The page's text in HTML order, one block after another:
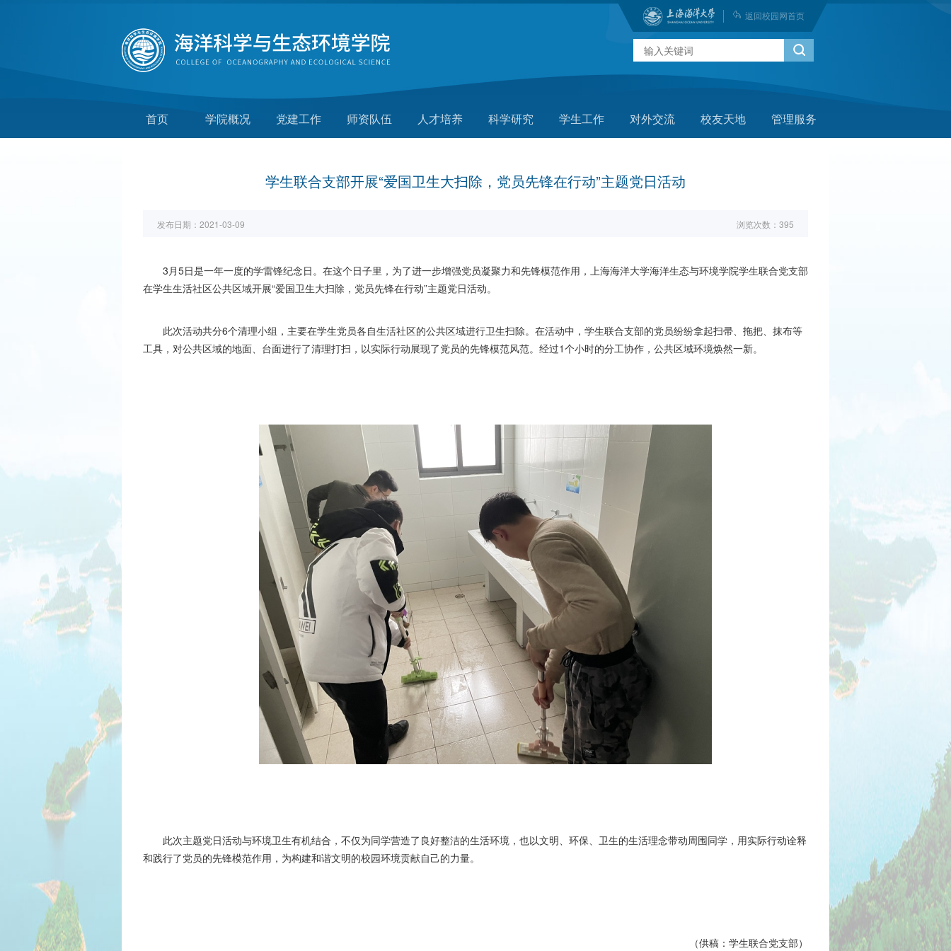
返回校园网首页
首页 学院概况 党建工作 师资队伍 人才培养 科学研究 学生工作 对外交流 校友天地 管理服务
学生联合支部开展“爱国卫生大扫除，党员先锋在行动”主题党日活动
发布日期： 2021-03-09 浏览次数： 395
3月5日是一年一度的学雷锋纪念日。在这个日子里，为了进一步增强党员凝聚力和先锋模范作用，上海海洋大学海洋生态与环境学院学生联合党支部
在学生生活社区公共区域开展“爱国卫生大扫除，党员先锋在行动”主题党日活动。
此次活动共分6个清理小组，主要在学生党员各自生活社区的公共区域进行卫生扫除。在活动中，学生联合支部的党员纷纷拿起扫帚、拖把、抹布等
工具，对公共区域的地面、台面进行了清理打扫，以实际行动展现了党员的先锋模范风范。经过1个小时的分工协作，公共区域环境焕然一新。
此次主题党日活动与环境卫生有机结合，不仅为同学营造了良好整洁的生活环境，也以文明、环保、卫生的生活理念带动周围同学，用实际行动诠释
和践行了党员的先锋模范作用，为构建和谐文明的校园环境贡献自己的力量。
（供稿：学生联合党支部）